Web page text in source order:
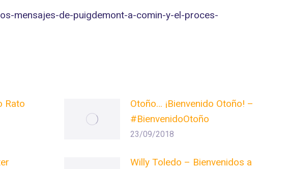
mensajes-de-puigdemont-a-comin-y-el-proces-
Rato
Otoño… ¡Bienvenido Otoño! –
#BienvenidoOtoño
23/09/2018
Willy Toledo – Bienvenidos a